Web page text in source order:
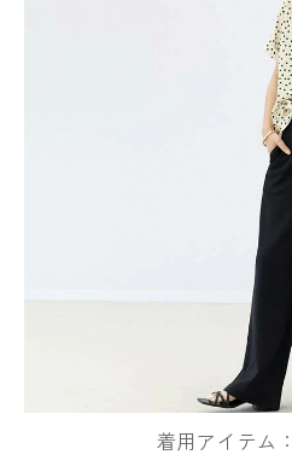
着用アイテム：